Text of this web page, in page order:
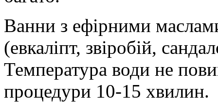
Ванни з ефірними
(евкаліпт, звіробій,
Температура води не
процедури 10-15 хвилин.